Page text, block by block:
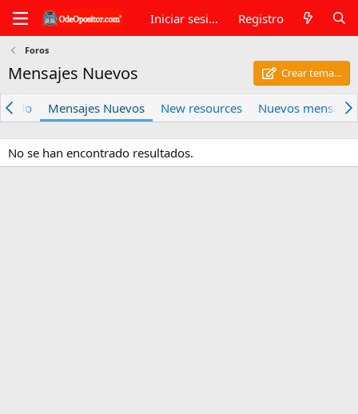
Iniciar sesión Registro
Foros
Mensajes Nuevos Crear tema...
Mensajes Nuevos New resources Nuevos
No se han encontrado resultados.